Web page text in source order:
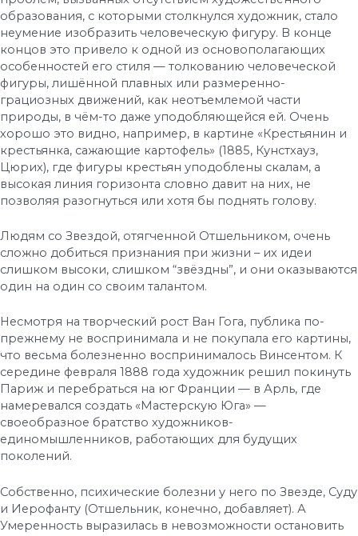
образования, с которыми столкнулся художник, стало
неумение изобразить человеческую фигуру. В конце
концов это привело к одной из основополагающих
особенностей его стиля — толкованию человеческой
фигуры, лишённой плавных или размеренно-
грациозных движений, как неотъемлемой части
природы, в чём-то даже уподобляющейся ей. Очень
хорошо это видно, например, в картине «Крестьянин и
крестьянка, сажающие картофель» (1885, Кунстхауз,
Цюрих), где фигуры крестьян уподоблены скалам, а
высокая линия горизонта словно давит на них, не
позволяя разогнуться или хотя бы поднять голову.
Людям со Звездой, отягченной Отшельником, очень
сложно добиться признания при жизни – их идеи
слишком высоки, слишком “звёздны”, и они оказываются
один на один со своим талантом.
Несмотря на творческий рост Ван Гога, публика по-
прежнему не воспринимала и не покупала его картины,
что весьма болезненно воспринималось Винсентом. К
середине февраля 1888 года художник решил покинуть
Париж и перебраться на юг Франции — в Арль, где
намеревался создать «Мастерскую Юга» —
своеобразное братство художников-
единомышленников, работающих для будущих
поколений.
Собственно, психические болезни у него по Звезде, Суду
и Иерофанту (Отшельник, конечно, добавляет). А
Умеренность выразилась в невозможности остановить